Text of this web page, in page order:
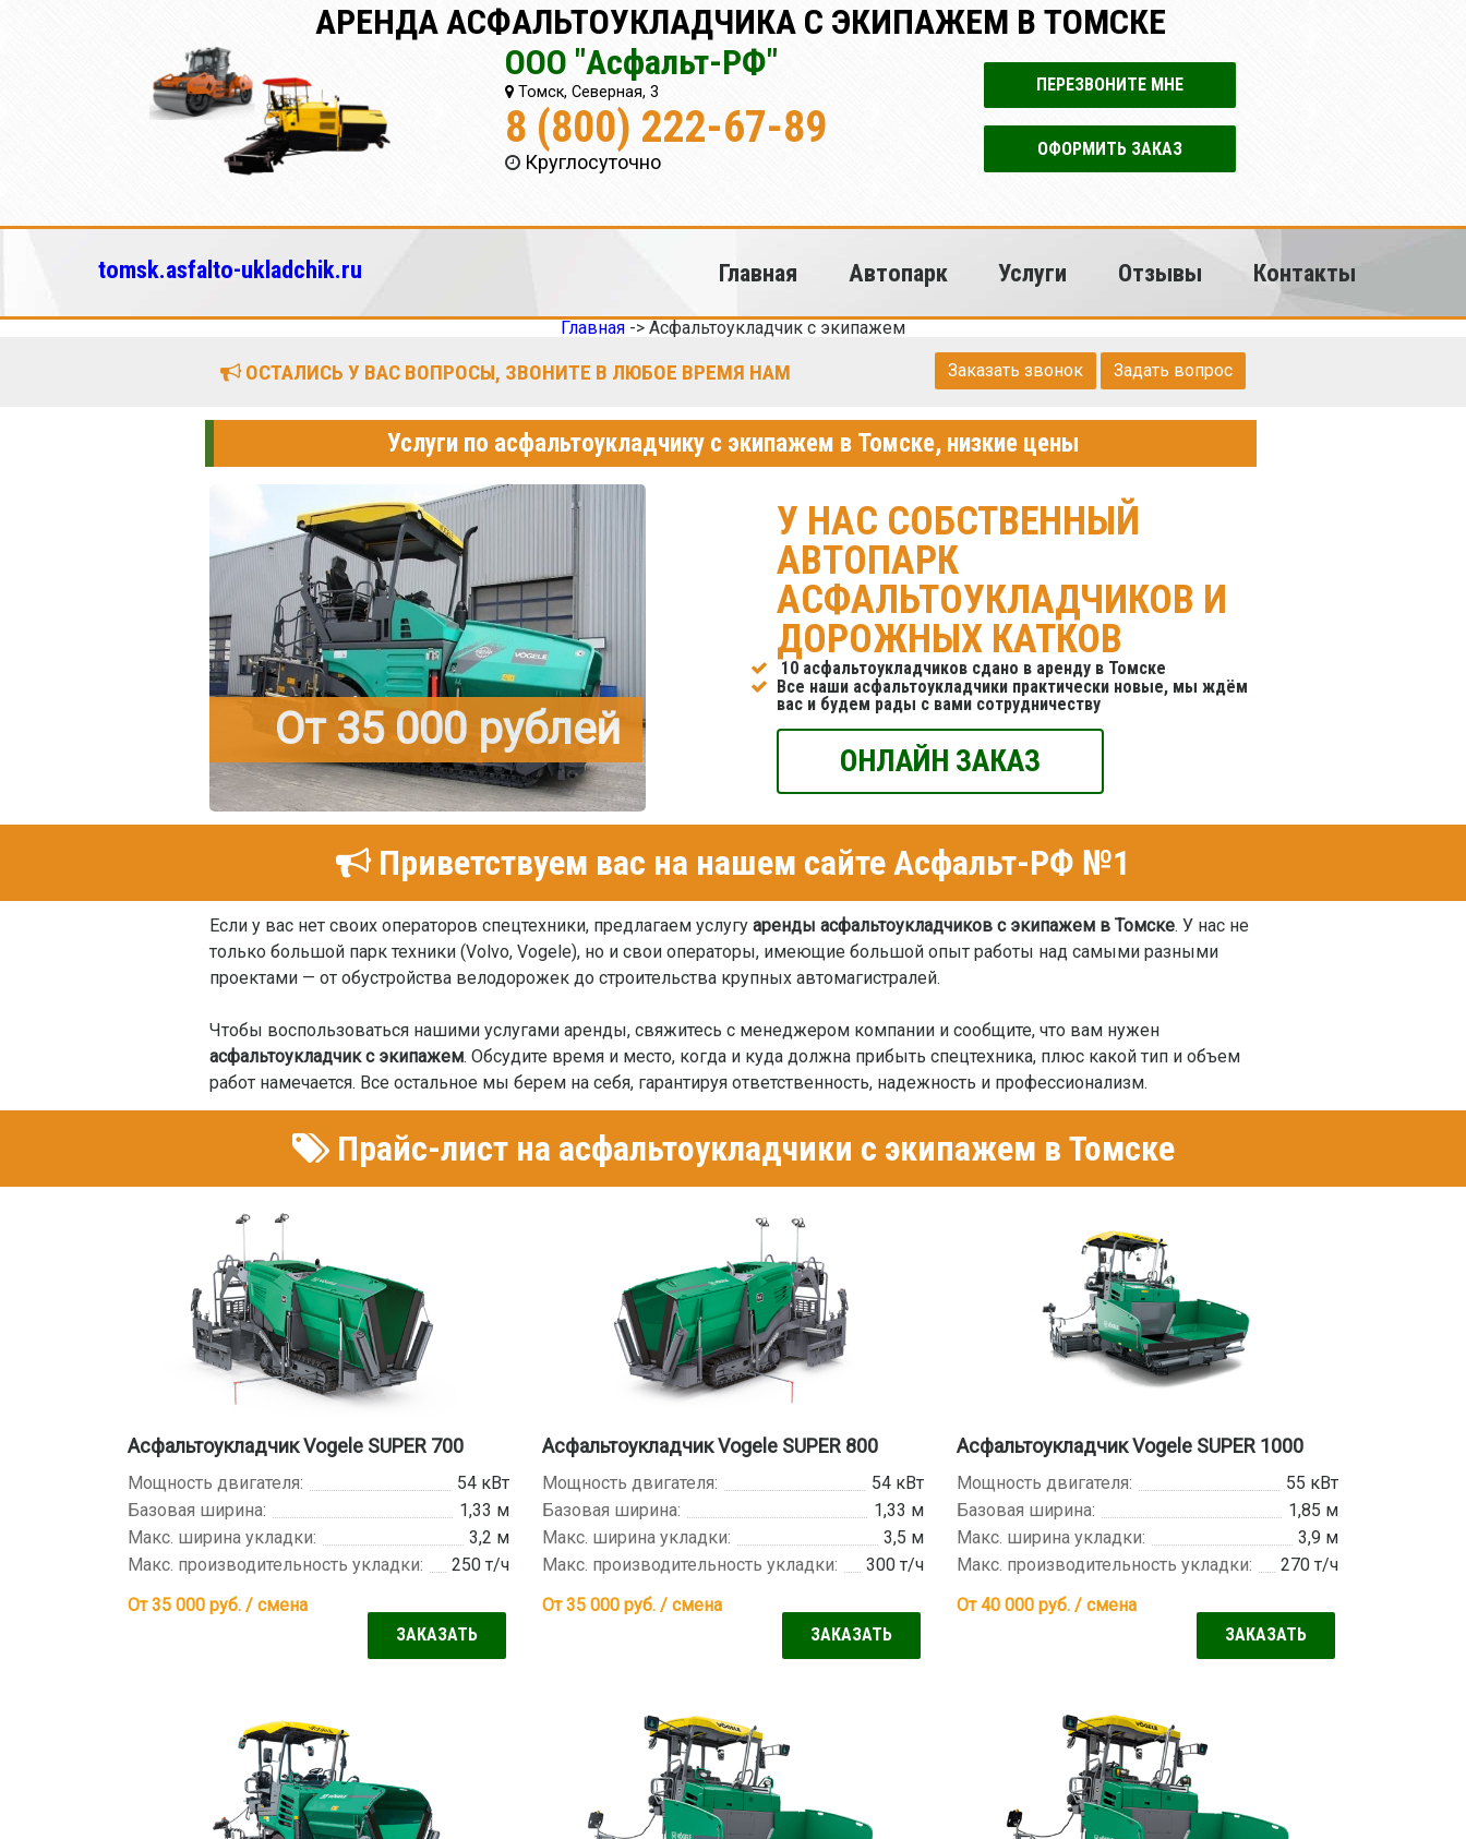
АРЕНДА АСФАЛЬТОУКЛАДЧИКА С ЭКИПАЖЕМ В ТОМСКЕ
ООО "Асфальт-РФ"
Томск, Северная, 3
8 (800) 222-67-89
Круглосуточно
ПЕРЕЗВОНИТЕ МНЕ
ОФОРМИТЬ ЗАКАЗ
tomsk.asfalto-ukladchik.ru Главная Автопарк Услуги Отзывы Контакты
Главная -> Асфальтоукладчик с экипажем
ОСТАЛИСЬ У ВАС ВОПРОСЫ, ЗВОНИТЕ В ЛЮБОЕ ВРЕМЯ НАМ Заказать звонок Задать вопрос
Услуги по асфальтоукладчику с экипажем в Томске, низкие цены
От 35 000 рублей
У НАС СОБСТВЕННЫЙ
АВТОПАРК
АСФАЛЬТОУКЛАДЧИКОВ И
ДОРОЖНЫХ КАТКОВ
10 асфальтоукладчиков сдано в аренду в Томске
Все наши асфальтоукладчики практически новые, мы ждём
вас и будем рады с вами сотрудничеству
ОНЛАЙН ЗАКАЗ
Приветствуем вас на нашем сайте Асфальт-РФ №1
Если у вас нет своих операторов спецтехники, предлагаем услугу аренды асфальтоукладчиков с экипажем в Томске. У нас не
только большой парк техники (Volvo, Vogele), но и свои операторы, имеющие большой опыт работы над самыми разными
проектами — от обустройства велодорожек до строительства крупных автомагистралей.
Чтобы воспользоваться нашими услугами аренды, свяжитесь с менеджером компании и сообщите, что вам нужен
асфальтоукладчик с экипажем. Обсудите время и место, когда и куда должна прибыть спецтехника, плюс какой тип и объем
работ намечается. Все остальное мы берем на себя, гарантируя ответственность, надежность и профессионализм.
Прайс-лист на асфальтоукладчики c экипажем в Томске
Асфальтоукладчик Vogele SUPER 700
Мощность двигателя:
54 кВт
Базовая ширина:
1,33 м
Макс. ширина укладки:
3,2 м
Макс. производительность укладки:
250 т/ч
От 35 000 руб. / смена
ЗАКАЗАТЬ
Асфальтоукладчик Vogele SUPER 800
Мощность двигателя:
54 кВт
Базовая ширина:
1,33 м
Макс. ширина укладки:
3,5 м
Макс. производительность укладки:
300 т/ч
От 35 000руб. / смена
ЗАКАЗАТЬ
Асфальтоукладчик Vogele SUPER 1000
Мощность двигателя:
55 кВт
Базовая ширина:
1,85 м
Макс. ширина укладки:
3,9 м
Макс. производительность укладки:
270 т/ч
От 40 000руб. / смена
ЗАКАЗАТЬ